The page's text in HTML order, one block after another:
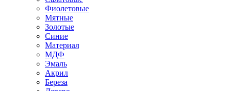
Фиолетовые
Мятные
Золотые
Синие
Материал
МДФ
Эмаль
Акрил
Береза